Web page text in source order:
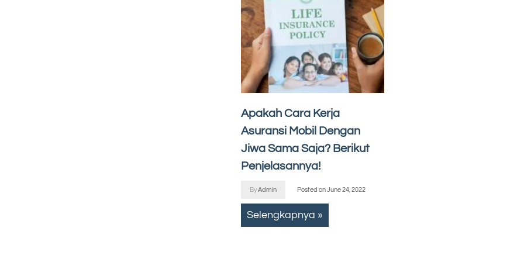
Apakah Cara Kerja
Asuransi Mobil Dengan
Jiwa Sama Saja? Berikut
Penjelasannya!
ByAdmin Posted onJune 24, 2022
Selengkapnya »